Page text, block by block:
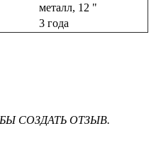
металл, 12 "
3 года
СОЗДАТЬ ОТЗЫВ.